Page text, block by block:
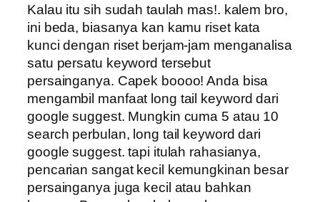
Kalau itu sih sudah taulah mas!. kalem bro,
ini beda, biasanya kan kamu riset kata
kunci dengan riset berjam-jam menganalisa
satu persatu keyword tersebut
persainganya. Capek boooo! Anda bisa
mengambil manfaat long tail keyword dari
google suggest. Mungkin cuma 5 atau 10
search perbulan, long tail keyword dari
google suggest. tapi itulah rahasianya,
pencarian sangat kecil kemungkinan besar
persainganya juga kecil atau bahkan